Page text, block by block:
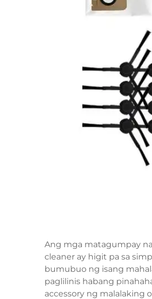
Ang mga matagumpay
cleaner ay higit pa sa
bumubuo ng isang
paglilinis habang
accessory ng malalaking